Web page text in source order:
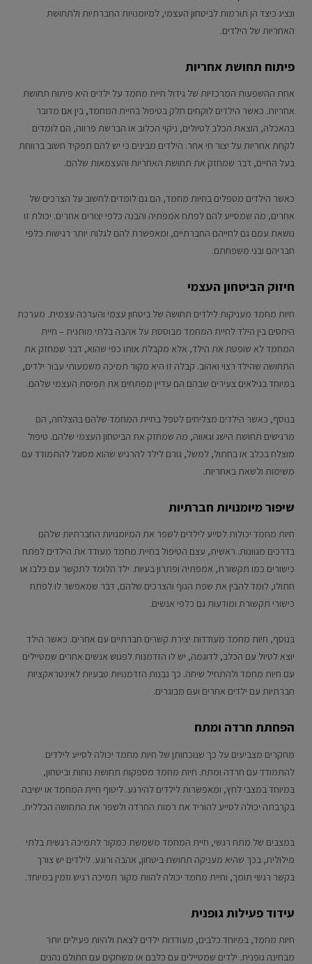
ונציג כיצד הן תורמות לביטחון העצמי, למיומנויות החברתיות ולתחושת
האחריות של הילדים.
פיתוח תחושת אחריות
אחת ההשפעות המרכזיות של גידול חיית מחמד על ילדים היא פיתוח תחושת
אחריות. כאשר הילדים לוקחים חלק בטיפול בחיית המחמד, בין אם מדובר
בהאכלה, הוצאת הכלב לטיולים, ניקוי הכלוב או הברשת פרווה, הם לומדים
לקחת אחריות על יצור חי אחר. הילדים מבינים כי יש להם תפקיד חשוב ברווחת
בעל החיים, דבר שמחזק את תחושת האחריות והעצמאות שלהם.
כאשר הילדים מטפלים בחיות מחמד, הם גם לומדים לחשוב על הצרכים של
אחרים, מה שמסייע להם לפתח אמפתיה והבנה כלפי יצורים אחרים. יכולת זו
נושאת עמם גם לחייהם החברתיים, ומאפשרת להם לגלות יותר רגישות כלפי
חבריהם ובני משפחתם.
חיזוק הביטחון העצמי
חיות מחמד מעניקות לילדים תחושה של ביטחון עצמי והערכה עצמית. מערכת
היחסים בין הילד לחיית המחמד מבוססת על אהבה בלתי מותנית – חיית
המחמד לא שופטת את הילד, אלא מקבלת אותו כפי שהוא, דבר שמחזק את
התחושה שהילד רצוי ואהוב. קבלה זו היא מקור תמיכה משמעותי עבור ילדים,
במיוחד בגילאים צעירים שבהם הם עדיין מפתחים את תפיסת העצמי שלהם.
בנוסף, כאשר הילדים מצליחים לטפל בחיית המחמד שלהם בהצלחה, הם
מרגישים תחושת הישג וגאווה, מה שמחזק את הביטחון העצמי שלהם. טיפול
מוצלח בכלב או בחתול, למשל, גורם לילד להרגיש שהוא מסוגל להתמודד עם
משימות ולשאת באחריות.
שיפור מיומנויות חברתיות
חיות מחמד יכולות לסייע לילדים לשפר את המיומנויות החברתיות שלהם
בדרכים מגוונות. ראשית, עצם הטיפול בחיית מחמד מעודד את הילדים לפתח
כישורים כמו תקשורת, אמפתיה ופתרון בעיות. ילד הלומד לתקשר עם כלבו או
חתולו, לומד להבין את שפת הגוף והצרכים שלהם, דבר שמאפשר לו לפתח
כישורי תקשורת ומודעות גם כלפי אנשים.
בנוסף, חיות מחמד מעודדות יצירת קשרים חברתיים עם אחרים. כאשר הילד
יוצא לטיול עם הכלב, לדוגמה, יש לו הזדמנות לפגוש אנשים אחרים שמטיילים
עם חיות מחמד ולהתחיל שיחה. כך נבנות הזדמנויות טבעיות לאינטראקציות
חברתיות עם ילדים אחרים ועם מבוגרים.
הפחתת חרדה ומתח
מחקרים מצביעים על כך שנוכחותן של חיות מחמד יכולה לסייע לילדים
להתמודד עם חרדה ומתח. חיות מחמד מספקות תחושת נוחות וביטחון,
במיוחד במצבי לחץ, ומאפשרות לילדים להירגע. ליטוף חיית המחמד או ישיבה
בקרבתה יכולה לסייע להוריד את רמות החרדה ולשפר את התחושה הכללית.
במצבים של מתח רגשי, חיית המחמד משמשת כמקור לתמיכה רגשית בלתי
מילולית, בכך שהיא מעניקה תחושת ביטחון, אהבה ורוגע. לילדים יש צורך
בקשר רגשי תומך, וחיית מחמד יכולה להוות מקור תמיכה רגיש וזמין במיוחד.
עידוד פעילות גופנית
חיות מחמד, במיוחד כלבים, מעודדות ילדים לצאת ולהיות פעילים יותר
מבחינה גופנית. ילדים שמטיילים עם כלבם או משחקים עם חתולם נהנים